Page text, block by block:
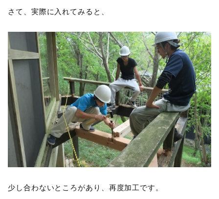
さて、実際に入れてみると、
少し合わないところがあり、再度加工です。